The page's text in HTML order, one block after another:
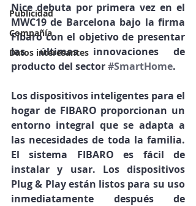
Publicidad
Compañía
Datos interesantes
Nice debuta por primera vez en el
MWC19 de Barcelona bajo la firma
Fibaro con el objetivo de presentar
las últimas innovaciones de
producto del sector #SmartHome.
Los dispositivos inteligentes para el
hogar de FIBARO proporcionan un
entorno integral que se adapta a
las necesidades de toda la familia.
El sistema FIBARO es fácil de
instalar y usar. Los dispositivos
Plug & Play están listos para su uso
inmediatamente después de